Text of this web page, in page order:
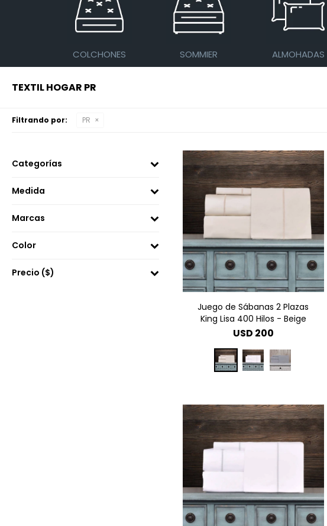
COLCHONES SOMMIER ALMOHADAS
TEXTIL HOGAR PR
Filtrando por: PR
Juego de Sábanas 2 Plazas
King Lisa 400 Hilos - Beige
USD 200
Categorías
Marcas
Precio ($)
Color
Medida